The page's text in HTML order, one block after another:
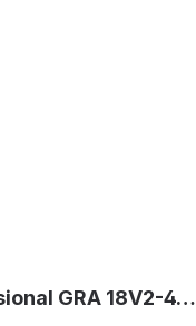
GRA 18V2-4…